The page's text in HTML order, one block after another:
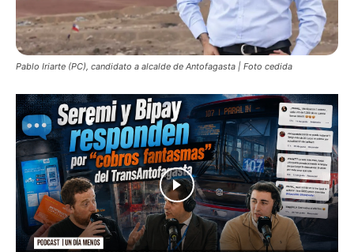
Pablo Iriarte (PC), candidato a alcalde de Antofagasta | Foto cedida